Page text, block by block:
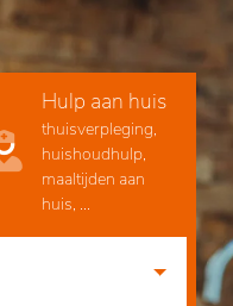
Hulp aan huis
thuisverpleging,
huishoudhulp,
maaltijden aan
huis, ...